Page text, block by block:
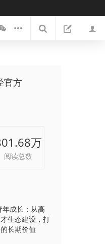
官方
万
阅读总数
年成长：从高
生态建设，打
长期价值